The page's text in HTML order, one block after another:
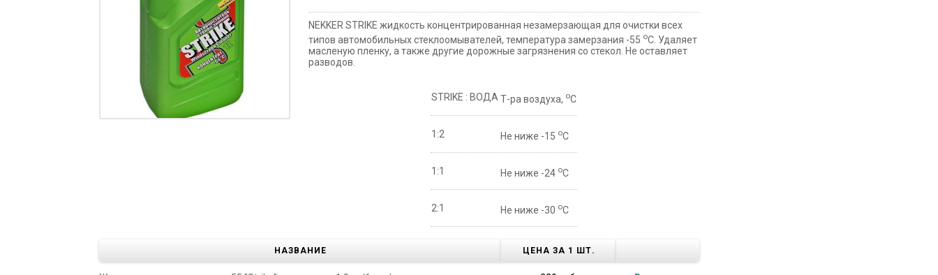
NEKKER STRIKE жидкость концентрированная незамерзающая для очистки всех
типов автомобильных стеклоомывателей, температура замерзания -55 оС. Удаляет
масленую пленку, а также другие дорожные загрязнения со стекол. Не оставляет
разводов.
STRIKE : ВОДА Т-ра воздуха, оС
1:2 Не ниже -15 оС
1:1 Не ниже -24 оС
2:1 Не ниже -30 оС
НАЗВАНИЕ ЦЕНА ЗА 1 ШТ.